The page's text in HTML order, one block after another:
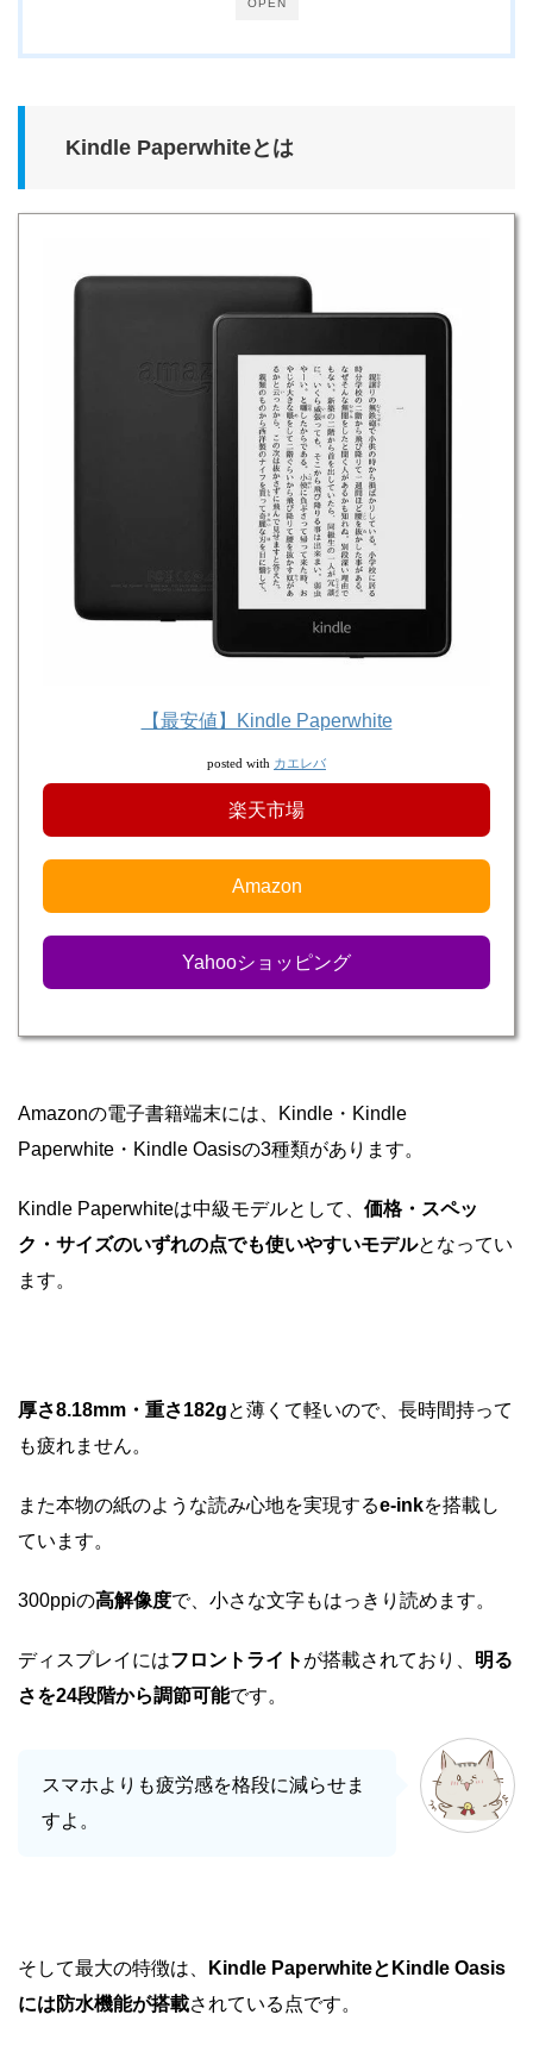
OPEN
Kindle Paperwhiteとは
【最安値】Kindle Paperwhite
posted with カエレバ
楽天市場
Amazon
Yahooショッピング
Amazonの電子書籍端末には、Kindle・Kindle
Paperwhite・Kindle Oasisの3種類があります。
Kindle Paperwhiteは中級モデルとして、 価格・スペッ
ク・サイズのいずれの点でも使いやすいモデルとなってい
ます。
厚さ8.18mm・重さ182gと薄くて軽いので、長時間持って
も疲れません。
また本物の紙のような読み心地を実現するe-inkを搭載し
ています。
300ppiの高解像度で、小さな文字もはっきり読めます。
ディスプレイにはフロントライト が搭載されており、 明る
さを24段階から調節可能です。
スマホよりも疲労感を格段に減らせま
すよ。
そして最大の特徴は、
Kindle PaperwhiteとKindle Oasis
には防水機能が搭載されている点です。